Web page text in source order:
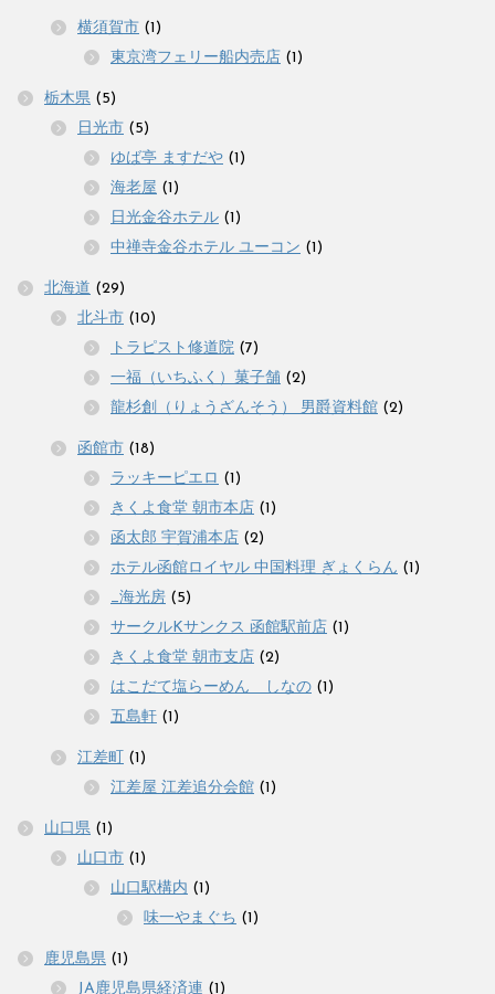
横須賀市 (1)
東京湾フェリー船内売店 (1)
栃木県 (5)
日光市 (5)
ゆば亭 ますだや (1)
海老屋 (1)
日光金谷ホテル (1)
中禅寺金谷ホテル ユーコン (1)
北海道 (29)
北斗市 (10)
トラピスト修道院 (7)
一福（いちふく）菓子舗 (2)
龍杉創（りょうざんそう） 男爵資料館 (2)
函館市 (18)
ラッキーピエロ (1)
きくよ食堂 朝市本店 (1)
函太郎 宇賀浦本店 (2)
ホテル函館ロイヤル 中国料理 ぎょくらん (1)
_海光房 (5)
サークルKサンクス 函館駅前店 (1)
きくよ食堂 朝市支店 (2)
はこだて塩らーめん しなの (1)
五島軒 (1)
江差町 (1)
江差屋 江差追分会館 (1)
山口県 (1)
山口市 (1)
山口駅構内 (1)
味一やまぐち (1)
鹿児島県 (1)
JA鹿児島県経済連 (1)